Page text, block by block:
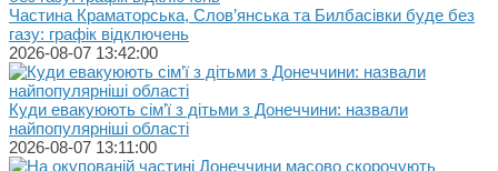
Частина Краматорська, Слов’янська та Билбасівки буде без
газу: графік відключень
2026-08-07 13:42:00
Куди евакуюють сім’ї з дітьми з Донеччини: назвали
найпопулярніші області
2026-08-07 13:11:00